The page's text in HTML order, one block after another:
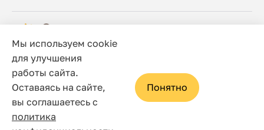
© 2006 - 2026 Этно-шоп, Интернет-магазин
Политика конфиденциальности
Сайт носит исключительно информационный характер, и
ни при каких условиях не является публичной офертой,
определяемой положениями статьи 437(2) Гражданского
Мы используем cookie
для улучшения
работы сайта.
Оставаясь на сайте,
вы соглашаетесь с
политика
Понятно